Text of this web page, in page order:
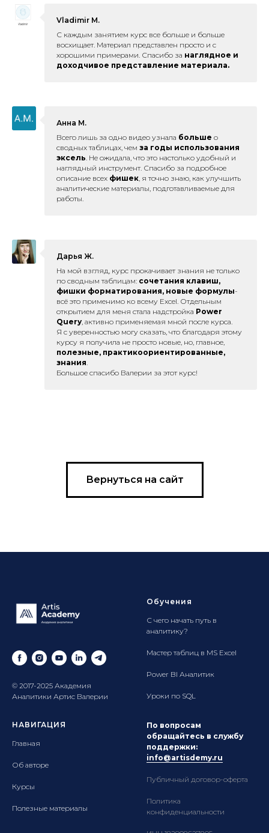
Vladimir М.
С каждым занятием курс все больше и больше
восхищает. Материал представлен просто и с
хорошими примерами. Спасибо за наглядное и
доходчивое представление материала.
Анна М.
Всего лишь за одно видео узнала больше о
сводных таблицах, чем за годы использования
эксель. Не ожидала, что это настолько удобный и
наглядный инструмент. Спасибо за подробное
описание всех фишек, я точно знаю, как улучшить
аналитические материалы, подготавливаемые для
работы.
Дарья Ж.
На мой взгляд, курс прокачивает знания не только
по сводным таблицам: сочетания клавиш,
фишки форматирования, новые формулы-
всё это применимо ко всему Excel. Отдельным
открытием для меня стала надстройка Power
Query, активно применяемая мной после курса.
Я с уверенностью могу сказать, что благодаря этому
курсу я получила не просто новые, но, главное,
полезные, практикоориентированные,
знания.
Большое спасибо Валерии за этот курс!
Вернуться на сайт
© 2017-2025 Академия
Аналитики Артис Валерии
Обучения
С чего начать путь в
аналитику?
Мастер таблиц в MS Excel
Power BI Аналитик
Уроки по SQL
НАВИГАЦИЯ
Главная
Об авторе
Курсы
Полезные материалы
По вопросам
обращайтесь в службу
поддержки:
info@artisdemy.ru
Публичный договор-оферта
Политика
конфиденциальности